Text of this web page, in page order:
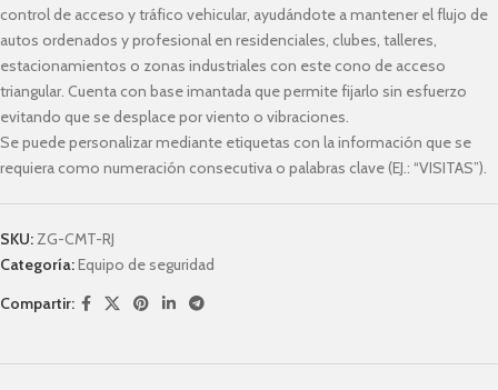
control de acceso y tráfico vehicular, ayudándote a mantener el flujo de
autos ordenados y profesional en residenciales, clubes, talleres,
estacionamientos o zonas industriales con este cono de acceso
triangular. Cuenta con base imantada que permite fijarlo sin esfuerzo
evitando que se desplace por viento o vibraciones.
Se puede personalizar mediante etiquetas con la información que se
requiera como numeración consecutiva o palabras clave (EJ.: “VISITAS”).
SKU:ZG-CMT-RJ
Categoría:Equipo de seguridad
Compartir: